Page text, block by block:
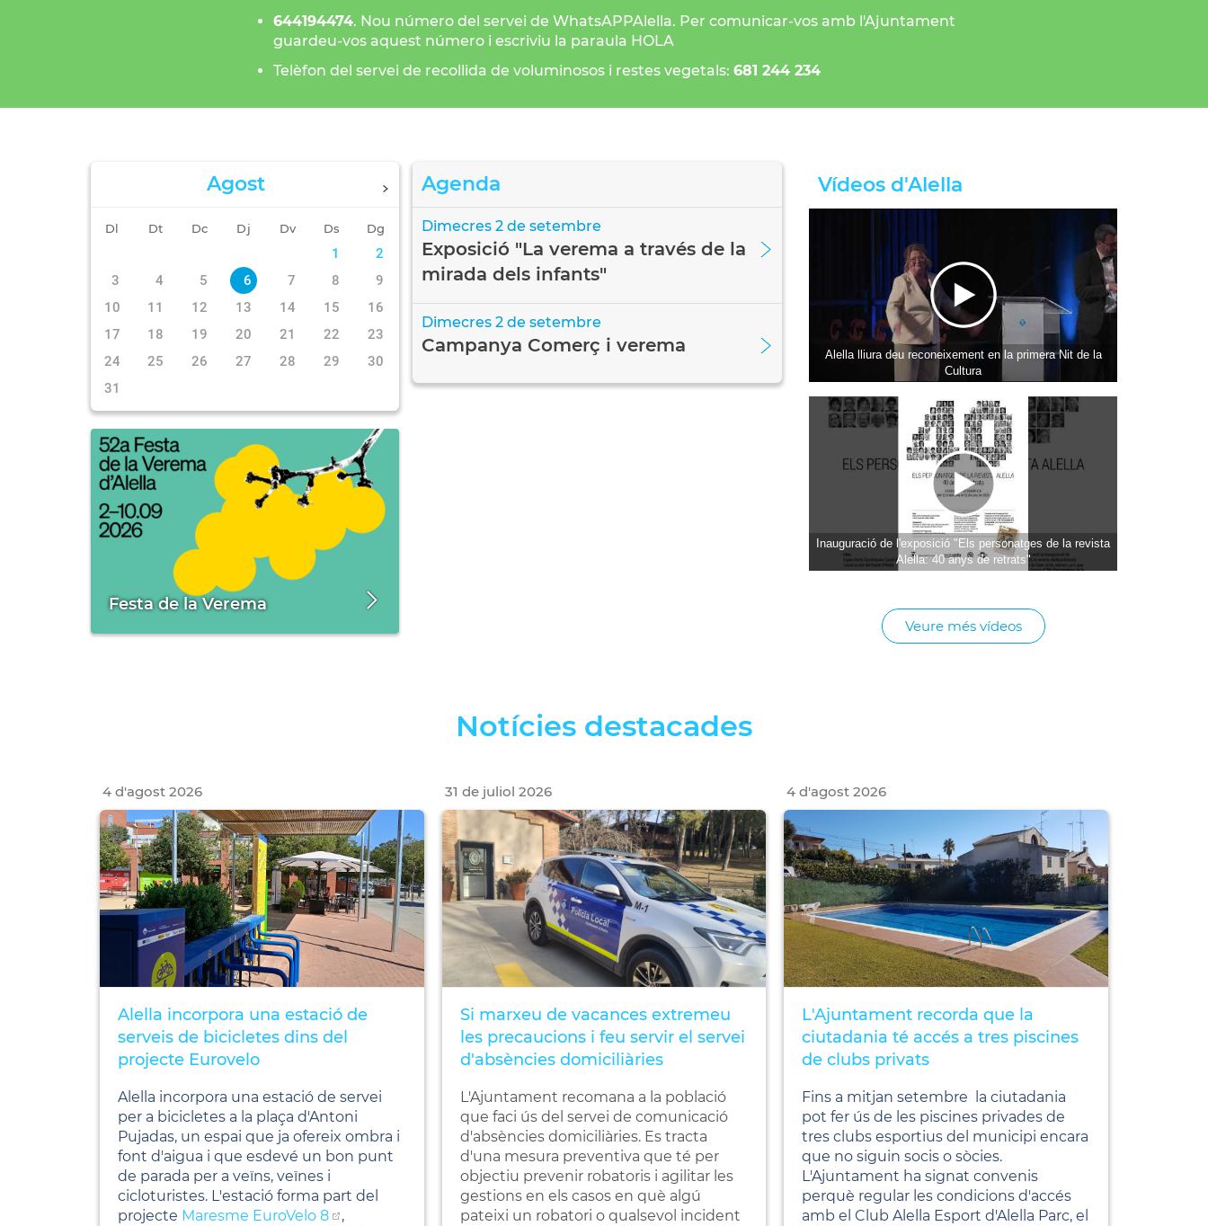
644194474. Nou número del servei de WhatsAPPAlella. Per comunicar-vos amb l'Ajuntament
guardeu-vos aquest número i escriviu la paraula HOLA
Telèfon del servei de recollida de voluminosos i restes vegetals:681 244 234
Agost
Dl Dt Dc Dj Dv Ds Dg
1
2
3
4 5 6 7 8
9
10
11 12 13 14 15
16
17
18 19 20 21 22
23
24
25 26 27 28 29
30
31
Festa de la Verema
Agenda
Dimecres 2 de setembre
Exposició "La verema a través de la
mirada dels infants"
Dimecres 2 de setembre
Campanya Comerç i verema
Vídeos d'Alella
Alella lliura deu reconeixement en la primera Nit de la
Cultura
Inauguració de l'exposició "Els personatges de la revista
Alella: 40 anys de retrats"
Veure més vídeos
Notícies destacades
4 d'agost 2026
Alella incorpora una estació de
serveis de bicicletes dins del
projecte Eurovelo
Alella incorpora una estació de servei
per a bicicletes a la plaça d'Antoni
Pujadas, un espai que ja ofereix ombra i
font d'aigua i que esdevé un bon punt
de parada per a veïns, veïnes i
cicloturistes. L'estació forma part del
projecte Maresme EuroVelo 8
,
31 dejuliol 2026
Si marxeu de vacances extremeu
les precaucions i feu servir el servei
d'absències domiciliàries
L'Ajuntament recomana a la població
que faci ús del servei de comunicació
d'absències domiciliàries. Es tracta
d'una mesura preventiva que té per
objectiu prevenir robatoris i agilitar les
gestions en els casos en què algú
pateixi un robatori o qualsevol incident
4 d'agost 2026
L'Ajuntament recorda que la
ciutadania té accés a tres piscines
de clubs privats
Fins a mitjan setembre la ciutadania
pot fer ús de les piscines privades de
tres clubs esportius del municipi encara
que no siguin socis o sòcies.
L'Ajuntament ha signat convenis
perquè regular les condicions d'accés
amb el Club Alella Esport d'Alella Parc, el